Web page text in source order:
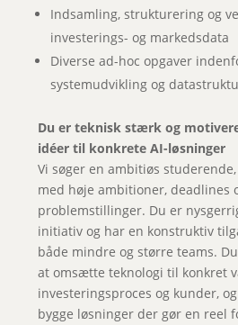
Indsamling, strukturering og
investerings- og markedsdata
Diverse ad-hoc opgaver
systemudvikling og
Du er teknisk stærk og
idéer til konkrete AI-løsninger
Vi søger en ambitiøs
med høje ambitioner, deadlines
problemstillinger. Du er
initiativ og har en konstruktiv
både mindre og større teams.
at omsætte teknologi til konkret
investeringsproces og kunder,
bygge løsninger der gør en reel